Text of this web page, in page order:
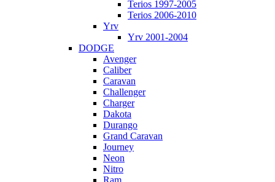
Terios 1997-2005
Terios 2006-2010
Yrv
Yrv 2001-2004
DODGE
Avenger
Caliber
Caravan
Challenger
Charger
Dakota
Durango
Grand Caravan
Journey
Neon
Nitro
Ram